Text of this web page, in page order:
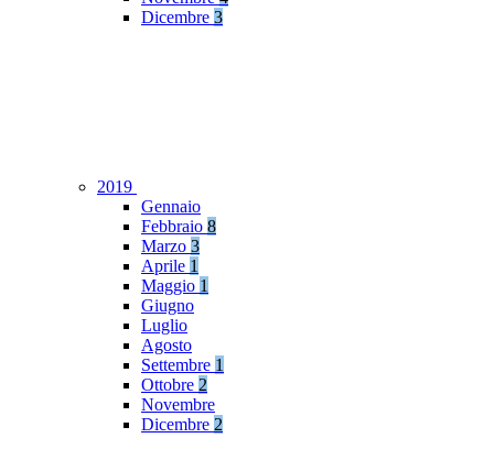
Dicembre 3
2019
Gennaio
Febbraio 8
Marzo 3
Aprile 1
Maggio 1
Giugno
Luglio
Agosto
Settembre 1
Ottobre 2
Novembre
Dicembre 2